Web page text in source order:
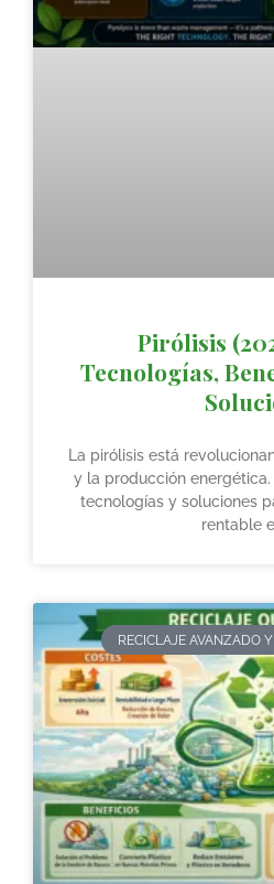
Pirólisis
Tecnologías,
La pirólisis está
y la producción
tecnologías y soluciones
rentable
RECICLAJE AVANZADO